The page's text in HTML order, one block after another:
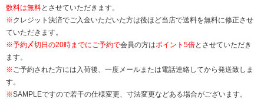
数料は無料とさせていただきます。
※クレジット決済でご入金いただいた方は後ほど当店で送料を無料に修正させ
ていただきます。
※予約〆切日の20時までにご予約で会員の方はポイント5倍とさせていただき
ます。
※ ご予約された方には入荷後、一度メールまたは電話連絡してから発送致しま
す。
※SAMPLEですので若干の仕様変更、寸法変更などある場合がございます。